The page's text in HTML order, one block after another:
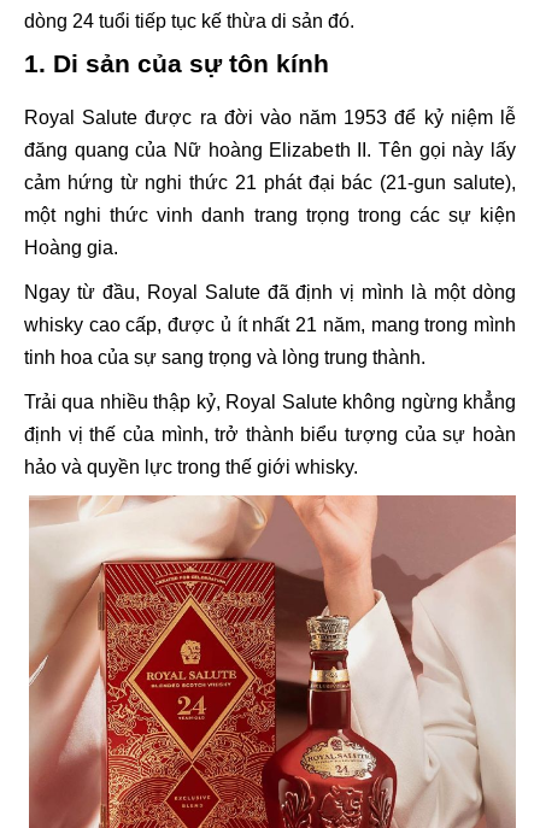
dòng 24 tuổi tiếp tục kế thừa di sản đó.
1. Di sản của sự tôn kính
Royal Salute được ra đời vào năm 1953 để kỷ niệm lễ
đăng quang của Nữ hoàng Elizabeth II. Tên gọi này lấy
cảm hứng từ nghi thức 21 phát đại bác (21-gun salute),
một nghi thức vinh danh trang trọng trong các sự kiện
Hoàng gia.
Ngay từ đầu, Royal Salute đã định vị mình là một dòng
whisky cao cấp, được ủ ít nhất 21 năm, mang trong mình
tinh hoa của sự sang trọng và lòng trung thành.
Trải qua nhiều thập kỷ, Royal Salute không ngừng khẳng
định vị thế của mình, trở thành biểu tượng của sự hoàn
hảo và quyền lực trong thế giới whisky.